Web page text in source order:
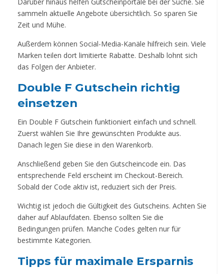
sammeln aktuelle Angebote übersichtlich. So sparen Sie
Zeit und Mühe.
Außerdem können Social-Media-Kanäle hilfreich sein. Viele
Marken teilen dort limitierte Rabatte. Deshalb lohnt sich
das Folgen der Anbieter.
Double F Gutschein richtig
einsetzen
Ein Double F Gutschein funktioniert einfach und schnell.
Zuerst wählen Sie Ihre gewünschten Produkte aus.
Danach legen Sie diese in den Warenkorb.
Anschließend geben Sie den Gutscheincode ein. Das
entsprechende Feld erscheint im Checkout-Bereich.
Sobald der Code aktiv ist, reduziert sich der Preis.
Wichtig ist jedoch die Gültigkeit des Gutscheins. Achten Sie
daher auf Ablaufdaten. Ebenso sollten Sie die
Bedingungen prüfen. Manche Codes gelten nur für
bestimmte Kategorien.
Tipps für maximale Ersparnis